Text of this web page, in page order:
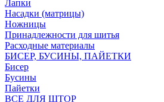
Лапки
Насадки (матрицы)
Ножницы
Принадлежности для шитья
Расходные материалы
БИСЕР, БУСИНЫ, ПАЙЕТКИ
Бисер
Бусины
Пайетки
ВСЕ ДЛЯ ШТОР